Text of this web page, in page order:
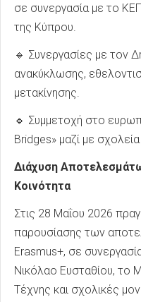
σε συνεργασία με το
της Κύπρου.
🔹 Συνεργασίες με τον
ανακύκλωσης,
μετακίνησης.
🔹 Συμμετοχή στο
Bridges» μαζί με
Διάχυση
Κοινότητα
Στις 28 Μαΐου 2026
παρουσίασης των
Erasmus+, σε
Νικόλαο Ευσταθίου, το
Τέχνης και σχολικές